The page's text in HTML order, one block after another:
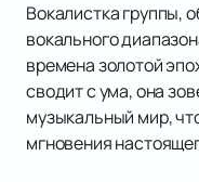
Вокалистка группы,
вокального
времена золотой
сводит с ума, она
музыкальный мир,
мгновения